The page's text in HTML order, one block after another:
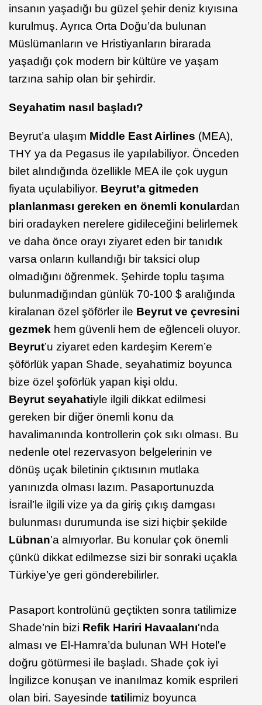
insanın yaşadığı bu güzel şehir deniz kıyısına
kurulmuş. Ayrıca Orta Doğu’da bulunan
Müslümanların ve Hristiyanların birarada
yaşadığı çok modern bir kültüre ve yaşam
tarzına sahip olan bir şehirdir.
Seyahatim nasıl başladı?
Beyrut’a ulaşım Middle East Airlines (MEA),
THY ya da Pegasus ile yapılabiliyor. Önceden
bilet alındığında özellikle MEA ile çok uygun
fiyata uçulabiliyor. Beyrut’a gitmeden
planlanması gereken en önemli konulardan
biri oradayken nerelere gidileceğini belirlemek
ve daha önce orayı ziyaret eden bir tanıdık
varsa onların kullandığı bir taksici olup
olmadığını öğrenmek. Şehirde toplu taşıma
bulunmadığından günlük 70-100 $ aralığında
kiralanan özel şöförler ile Beyrut ve çevresini
gezmek hem güvenli hem de eğlenceli oluyor.
Beyrut’u ziyaret eden kardeşim Kerem’e
şöförlük yapan Shade, seyahatimiz boyunca
bize özel şoförlük yapan kişi oldu.
Beyrut seyahatiyle ilgili dikkat edilmesi
gereken bir diğer önemli konu da
havalimanında kontrollerin çok sıkı olması. Bu
nedenle otel rezervasyon belgelerinin ve
dönüş uçak biletinin çıktısının mutlaka
yanınızda olması lazım. Pasaportunuzda
İsrail’le ilgili vize ya da giriş çıkış damgası
bulunması durumunda ise sizi hiçbir şekilde
Lübnan'a almıyorlar. Bu konular çok önemli
çünkü dikkat edilmezse sizi bir sonraki uçakla
Türkiye’ye geri gönderebilirler.
Pasaport kontrolünü geçtikten sonra tatilimize
Shade’nin bizi Refik Hariri Havaalanı'nda
alması ve El-Hamra’da bulunan WH Hotel'e
doğru götürmesi ile başladı. Shade çok iyi
İngilizce konuşan ve inanılmaz komik esprileri
olan biri. Sayesinde tatil imiz boyunca